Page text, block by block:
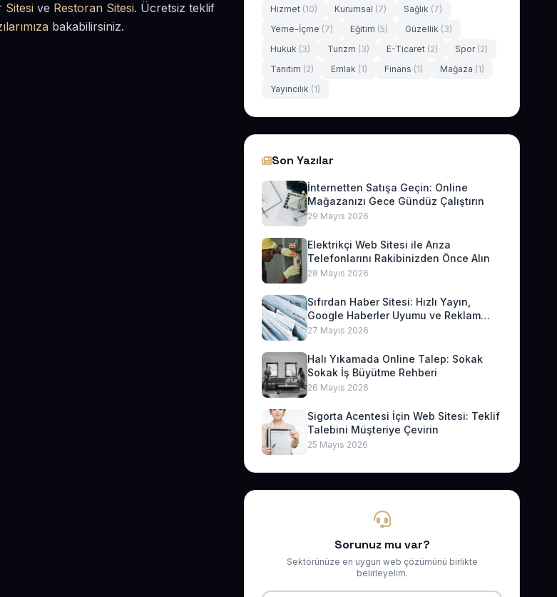
Sitesi ve Restoran Sitesi. Ücretsiz teklif
bakabilirsiniz.
Hizmet (10) Kurumsal (7) Sağlık (7)
Yeme-İçme (7) Eğitim (5) Güzellik (3)
Hukuk (3) Turizm (3) E-Ticaret (2) Spor (2)
Tanıtım (2) Emlak (1) Finans (1) Mağaza (1)
Yayıncılık (1)
Son Yazılar
İnternetten Satışa Geçin: Online
Mağazanızı Gece Gündüz Çalıştırın
29 Mayıs 2026
Elektrikçi Web Sitesi ile Arıza
Telefonlarını Rakibinizden Önce Alın
28 Mayıs 2026
Sıfırdan Haber Sitesi: Hızlı Yayın,
Google Haberler Uyumu ve Reklam
Geliri
27 Mayıs 2026
Halı Yıkamada Online Talep: Sokak
Sokak İş Büyütme Rehberi
26 Mayıs 2026
Sigorta Acentesi İçin Web Sitesi: Teklif
Talebini Müşteriye Çevirin
25 Mayıs 2026
Sorunuz mu var?
Sektörünüze en uygun web çözümünü birlikte
belirleyelim.